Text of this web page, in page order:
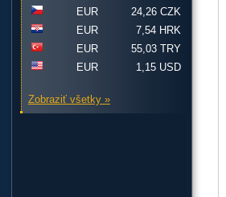
EUR
24,26 CZK
EUR
7,54 HRK
EUR
55,03 TRY
EUR
1,15 USD
Zobraziť všetky »